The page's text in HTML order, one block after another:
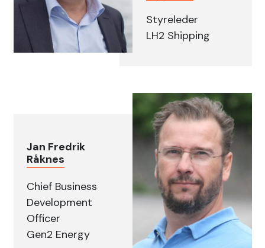
Styreleder
LH2 Shipping
Jan Fredrik
Råknes
Chief Business
Development
Officer
Gen2 Energy